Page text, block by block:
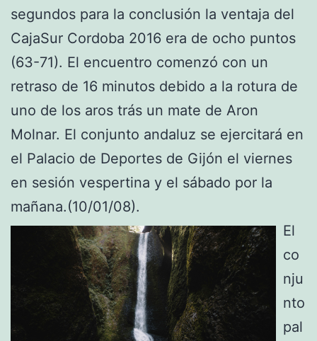
segundos para la conclusión la ventaja del
CajaSur Cordoba 2016 era de ocho puntos
(63-71). El encuentro comenzó con un
retraso de 16 minutos debido a la rotura de
uno de los aros trás un mate de Aron
Molnar. El conjunto andaluz se ejercitará en
el Palacio de Deportes de Gijón el viernes
en sesión vespertina y el sábado por la
mañana.(10/01/08).
El
co
nju
nto
pal